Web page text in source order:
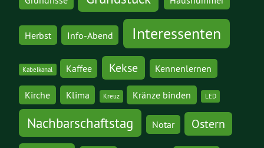
Herbst Info-Abend Interessenten
Kabelkanal Kaffee Kekse Kennenlernen
Kirche Klima Kreuz Kränze binden LED
Nachbarschaftstag Notar Ostern